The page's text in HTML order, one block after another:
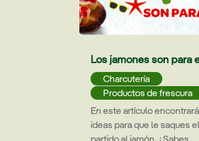
Los jamones son para
Charcutería
,
Productos de frescura
En este artículo
ideas para que le saques